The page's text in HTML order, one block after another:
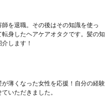
を退職。その後はその知識を使っ
身したヘアケアオタクです。髪の知
します！
が薄くなった女性を応援！自分の経験
いただきました。